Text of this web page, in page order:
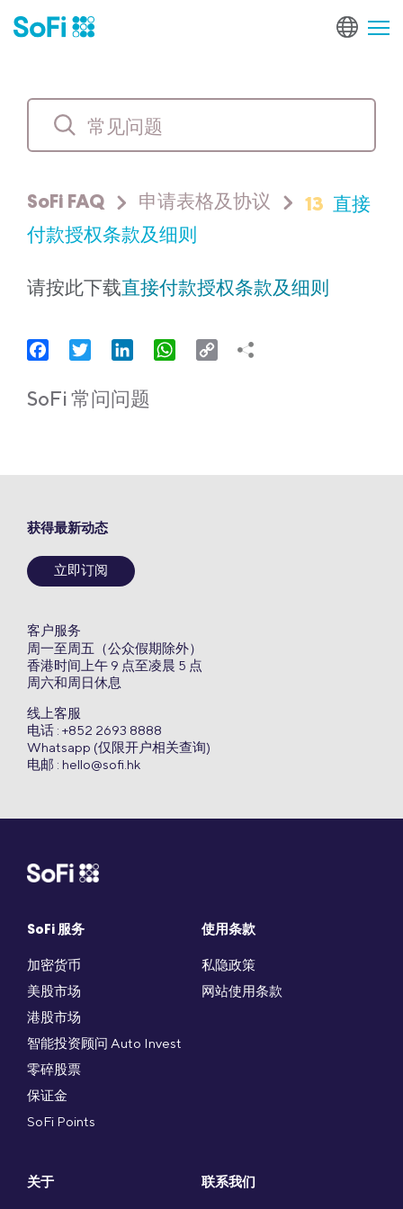
SoFi FAQ 申请表格及协议 13 直接
付款授权条款及细则
请按此下载 直接付款授权条款及细则
FacebookTwitter LinkedInWhatsApp
Copy
SoFi 常问问题
SoFi 服务
加密货币
美股市场
港股市场
智能投资顾问 Auto Invest
零碎股票
保证金
SoFi Points
使用条款
私隐政策
网站使用条款
关于 联系我们
获得最新动态
立即订阅
客户服务
周一至周五（公众假期除外）
香港时间上午 9 点至凌晨 5 点
周六和周日休息
线上客服
电话 : +852 2693 8888
Whatsapp (仅限开户相关查询)
电邮 : hello@sofi.hk